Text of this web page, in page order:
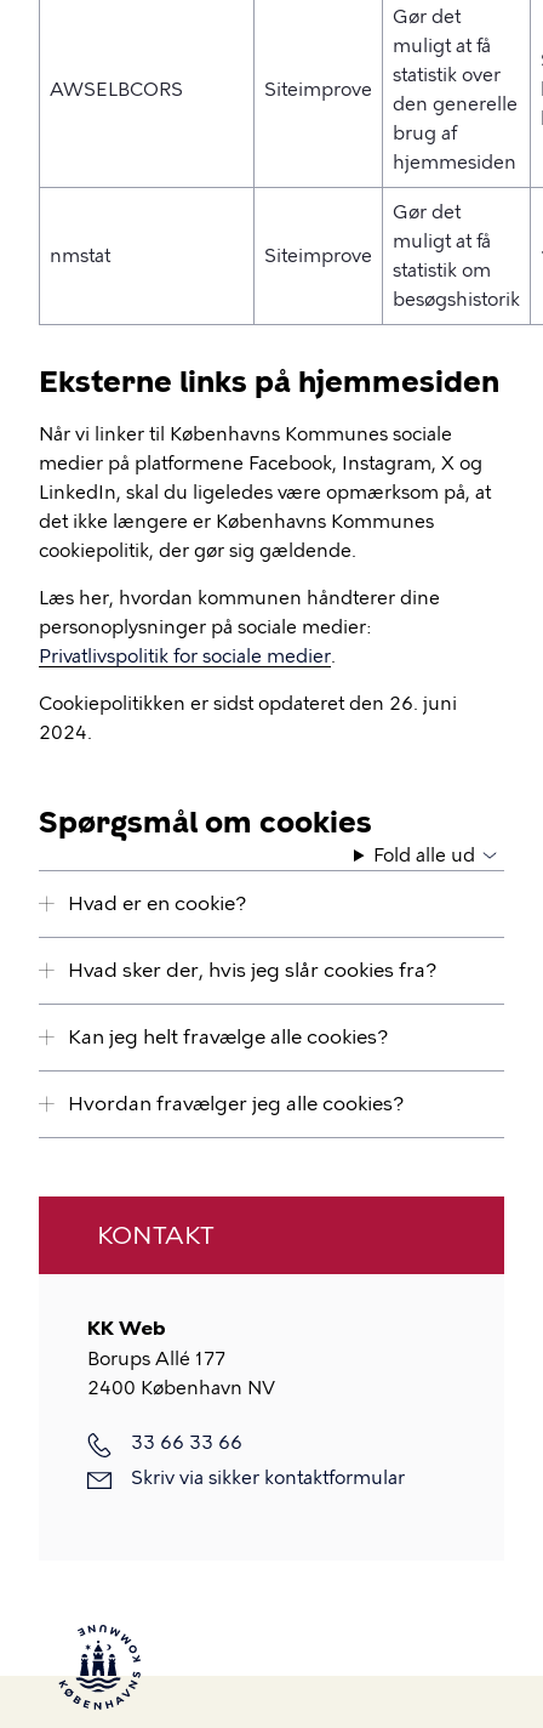
AWSELBCORS Siteimprove
Gør det
muligt at få
statistik over
den generelle
brug af
hjemmesiden
nmstat Siteimprove
Gør det
muligt at få
statistik om
besøgshistorik
Eksterne links på hjemmesiden
Når vi linker til Københavns Kommunes sociale
medier på platformene Facebook, Instagram, X og
LinkedIn, skal du ligeledes være opmærksom på, at
det ikke længere er Københavns Kommunes
cookiepolitik, der gør sig gældende.
Læs her, hvordan kommunen håndterer dine
personoplysninger på sociale medier:
Privatlivspolitik for sociale medier.
Cookiepolitikken er sidst opdateret den 26. juni
2024.
Spørgsmål om cookies
Fold alle ud
Hvad er en cookie?
Hvad sker der, hvis jeg slår cookies fra?
Kan jeg helt fravælge alle cookies?
Hvordan fravælger jeg alle cookies?
KONTAKT
KK Web
Borups Allé 177
2400 København NV
33 66 33 66
Skriv via sikker kontaktformular